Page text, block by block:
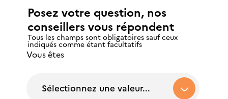
Posez votre question, nos
conseillers vous répondent
Tous les champs sont obligatoires sauf ceux
indiqués comme étant facultatifs
Vous êtes
Sélectionnez une valeur...